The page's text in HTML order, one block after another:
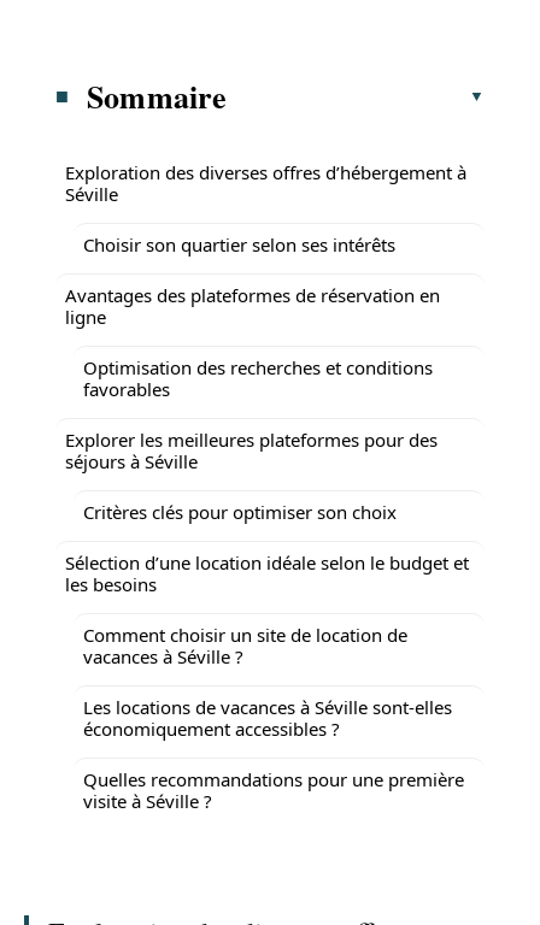
Sommaire
Exploration des diverses offres d’hébergement à
Séville
Choisir son quartier selon ses intérêts
Avantages des plateformes de réservation en
ligne
Optimisation des recherches et conditions
favorables
Explorer les meilleures plateformes pour des
séjours à Séville
Critères clés pour optimiser son choix
Sélection d’une location idéale selon le budget et
les besoins
Comment choisir un site de location de
vacances à Séville ?
Les locations de vacances à Séville sont-elles
économiquement accessibles ?
Quelles recommandations pour une première
visite à Séville ?